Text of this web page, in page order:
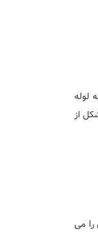
حفاظ از سه لوله
هم متشکل از
را می